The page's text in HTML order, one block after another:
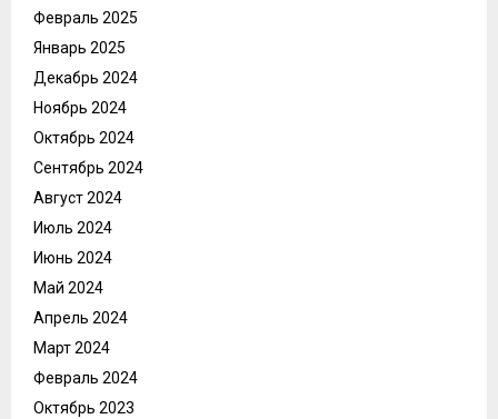
Февраль 2025
Январь 2025
Декабрь 2024
Ноябрь 2024
Октябрь 2024
Сентябрь 2024
Август 2024
Июль 2024
Июнь 2024
Май 2024
Апрель 2024
Март 2024
Февраль 2024
Октябрь 2023